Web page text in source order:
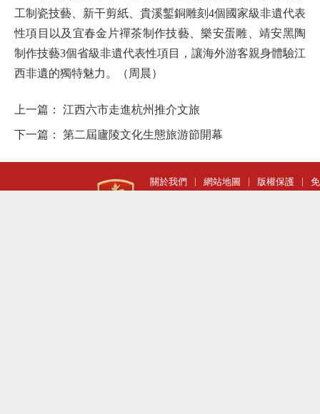
工制瓷技藝、新干剪紙、貴溪鏨銅雕刻4個國家級非遺代表
性項目以及宜春金片禪茶制作技藝、樂安蛋雕、靖安黑陶
制作技藝3個省級非遺代表性項目，讓海外游客親身體驗江
西非遺的獨特魅力。（周晨）
上一篇： 江西六市走進杭州推介文旅
下一篇： 第二屆廬陵文化生態旅游節開幕